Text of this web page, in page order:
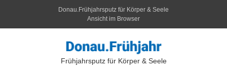
Donau.Frühjahrsputz für Körper & Seele
Ansicht im Browser
Frühjahrsputz für Körper & Seele